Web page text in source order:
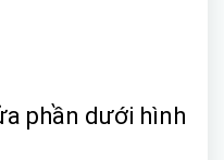
phần dưới hình